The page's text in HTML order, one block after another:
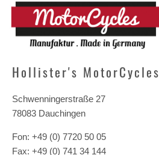
Hollister's MotorCycles
Schwenningerstraße 27
78083 Dauchingen
Fon: +49 (0) 7720 50 05
Fax: +49 (0) 741 34 144